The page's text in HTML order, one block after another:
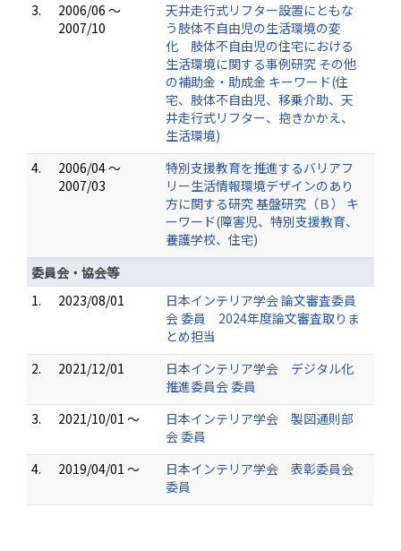
3.
2006/06 ～
2007/10
天井走行式リフター設置にともな
う肢体不自由児の生活環境の変
化 肢体不自由児の住宅における
生活環境に関する事例研究 その他
の補助金・助成金 キーワード(住
宅、肢体不自由児、移乗介助、天
井走行式リフター、抱きかかえ、
生活環境)
4.
2006/04 ～
2007/03
特別支援教育を推進するバリアフ
リー生活情報環境デザインのあり
方に関する研究 基盤研究（Ｂ） キ
ーワード(障害児、特別支援教育、
養護学校、住宅)
委員会・協会等
1.
2023/08/01
日本インテリア学会 論文審査委員
会 委員 2024年度論文審査取りま
とめ担当
2.
2021/12/01
日本インテリア学会 デジタル化
推進委員会 委員
3.
2021/10/01 ～
日本インテリア学会 製図通則部
会 委員
4.
2019/04/01 ～
日本インテリア学会 表彰委員会
委員